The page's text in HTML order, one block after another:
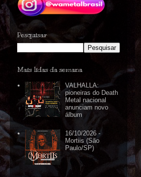
Pesquisar
Mais lidas da semana
VALHALLA:
pioneiras do Death
Metal nacional
anunciam novo
álbum
16/10/2026 -
Mortiis (São
Paulo/SP)